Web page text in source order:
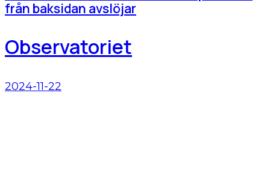
från baksidan avslöjar
Observatoriet
2024-11-22